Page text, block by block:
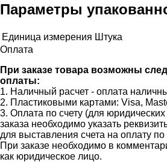
Параметры
Единица измерения Штука
Оплата
При заказе товара возможны
оплаты:
1. Наличный расчет - оплата
2. Пластиковыми картами: Visa,
3. Оплата по счету (для
заказа необходимо указать
для выставления счета на оплату по
При заказе необходимо в
как юридическое лицо.